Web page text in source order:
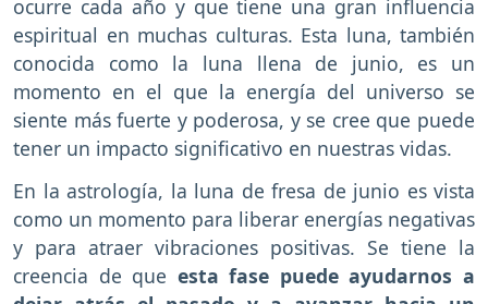
ocurre cada año y que tiene una gran influencia
espiritual en muchas culturas. Esta luna, también
conocida como la luna llena de junio, es un
momento en el que la energía del universo se
siente más fuerte y poderosa, y se cree que puede
tener un impacto significativo en nuestras vidas.
En la astrología, la luna de fresa de junio es vista
como un momento para liberar energías negativas
y para atraer vibraciones positivas. Se tiene la
creencia de que esta fase puede ayudarnos a